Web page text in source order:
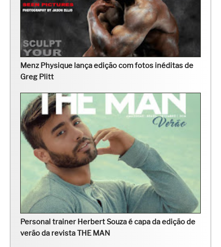
Menz Physique lança edição com fotos inéditas de
Greg Plitt
Personal trainer Herbert Souza é capa da edição de
verão da revista THE MAN